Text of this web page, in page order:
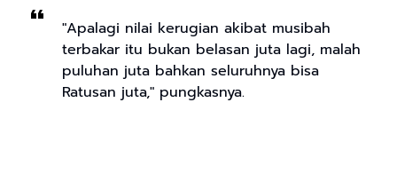
"Apalagi nilai kerugian akibat musibah
terbakar itu bukan belasan juta lagi, malah
puluhan juta bahkan seluruhnya bisa
Ratusan juta," pungkasnya.